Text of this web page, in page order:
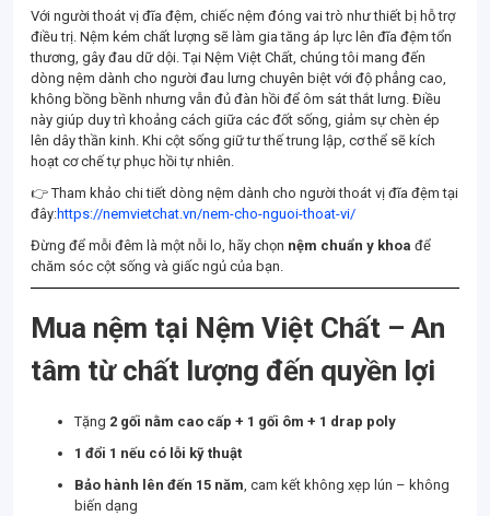
Với người thoát vị đĩa đệm, chiếc nệm đóng vai trò như thiết bị hỗ trợ
điều trị. Nệm kém chất lượng sẽ làm gia tăng áp lực lên đĩa đệm tổn
thương, gây đau dữ dội. Tại Nệm Việt Chất, chúng tôi mang đến
dòng nệm dành cho người đau lưng chuyên biệt với độ phẳng cao,
không bồng bềnh nhưng vẫn đủ đàn hồi để ôm sát thắt lưng. Điều
này giúp duy trì khoảng cách giữa các đốt sống, giảm sự chèn ép
lên dây thần kinh. Khi cột sống giữ tư thế trung lập, cơ thể sẽ kích
hoạt cơ chế tự phục hồi tự nhiên.
👉 Tham khảo chi tiết dòng nệm dành cho người thoát vị đĩa đệm tại
đây:https://nemvietchat.vn/nem-cho-nguoi-thoat-vi/
Đừng để mỗi đêm là một nỗi lo, hãy chọn nệm chuẩn y khoa để
chăm sóc cột sống và giấc ngủ của bạn.
Mua nệm tại Nệm Việt Chất – An
tâm từ chất lượng đến quyền lợi
Tặng 2 gối nằm cao cấp + 1 gối ôm + 1 drap poly
1 đổi 1 nếu có lỗi kỹ thuật
Bảo hành lên đến 15 năm, cam kết không xẹp lún – không
biến dạng